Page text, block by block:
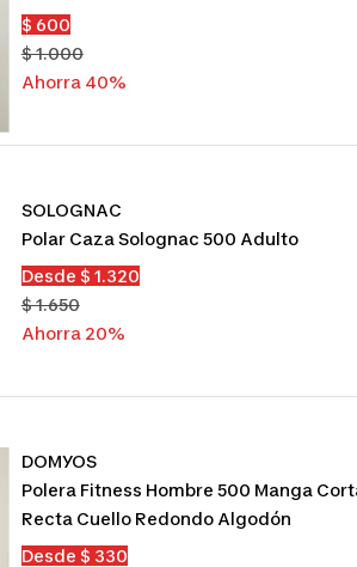
Precio
de
venta
$ 600
Precio
normal
$ 1.000
Ahorra 40%
SOLOGNAC
Polar Caza Solognac 500 Adulto
Precio
de
venta
Desde $ 1.320
Precio
normal
$ 1.650
Ahorra 20%
DOMYOS
Polera Fitness Hombre 500 Manga
Recta Cuello Redondo Algodón
Precio
Desde $ 330